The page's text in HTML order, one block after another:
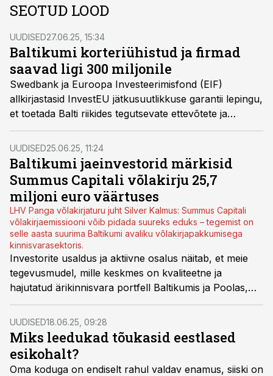
SEOTUD LOOD
UUDISED27.06.25, 15:34
Baltikumi korteriühistud ja firmad
saavad ligi 300 miljonile
Swedbank ja Euroopa Investeerimisfond (EIF)
allkirjastasid InvestEU jätkusuutlikkuse garantii lepingu,
et toetada Balti riikides tegutsevate ettevõtete ja
korteriühistute keskkonnasäästlikele ja jätkusuutlikele
lahendustele üleminekut.
UUDISED25.06.25, 11:24
Baltikumi jaeinvestorid märkisid
Summus Capitali võlakirju 25,7
miljoni euro väärtuses
LHV Panga võlakirjaturu juht Silver Kalmus: Summus Capitali
võlakirjaemissiooni võib pidada suureks eduks – tegemist on
selle aasta suurima Baltikumi avaliku võlakirjapakkumisega
kinnisvarasektoris.
Investorite usaldus ja aktiivne osalus näitab, et meie
tegevusmudel, mille keskmes on kvaliteetne ja
hajutatud ärikinnisvara portfell Baltikumis ja Poolas,
vastab ootustele, märgib Summus Capital OÜ juhatuse
liige Aavo Koppel.
UUDISED18.06.25, 09:28
Miks leedukad tõukasid eestlased
esikohalt?
Oma koduga on endiselt rahul valdav enamus, siiski on